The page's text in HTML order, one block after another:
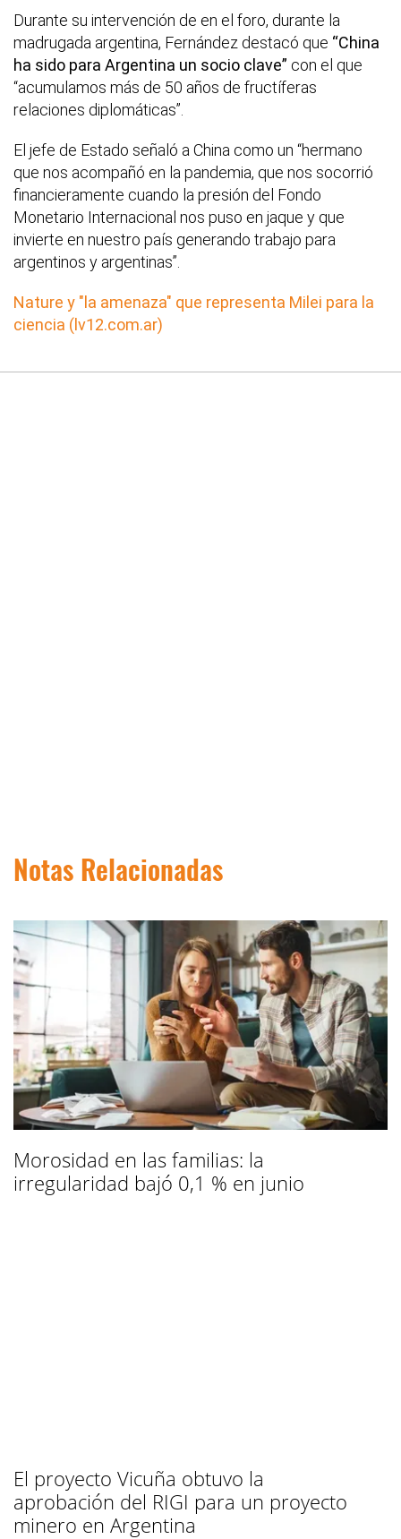
Durante su intervención de en el foro, durante la
madrugada argentina, Fernández destacó que “China
ha sido para Argentina un socio clave” con el que
“acumulamos más de 50 años de fructíferas
relaciones diplomáticas”.
El jefe de Estado señaló a China como un “hermano
que nos acompañó en la pandemia, que nos socorrió
financieramente cuando la presión del Fondo
Monetario Internacional nos puso en jaque y que
invierte en nuestro país generando trabajo para
argentinos y argentinas”.
Nature y "la amenaza" que representa Milei para la
ciencia (lv12.com.ar)
Notas Relacionadas
Morosidad en las familias: la
irregularidad bajó 0,1 % en junio
El proyecto Vicuña obtuvo la
aprobación del RIGI para un proyecto
minero en Argentina